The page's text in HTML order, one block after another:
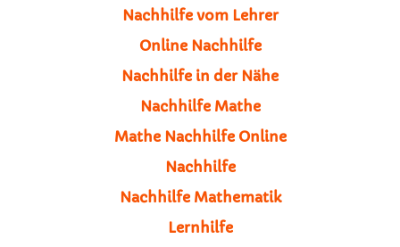
Nachhilfe vom Lehrer
Online Nachhilfe
Nachhilfe in der Nähe
Nachhilfe Mathe
Mathe Nachhilfe Online
Nachhilfe
Nachhilfe Mathematik
Lernhilfe